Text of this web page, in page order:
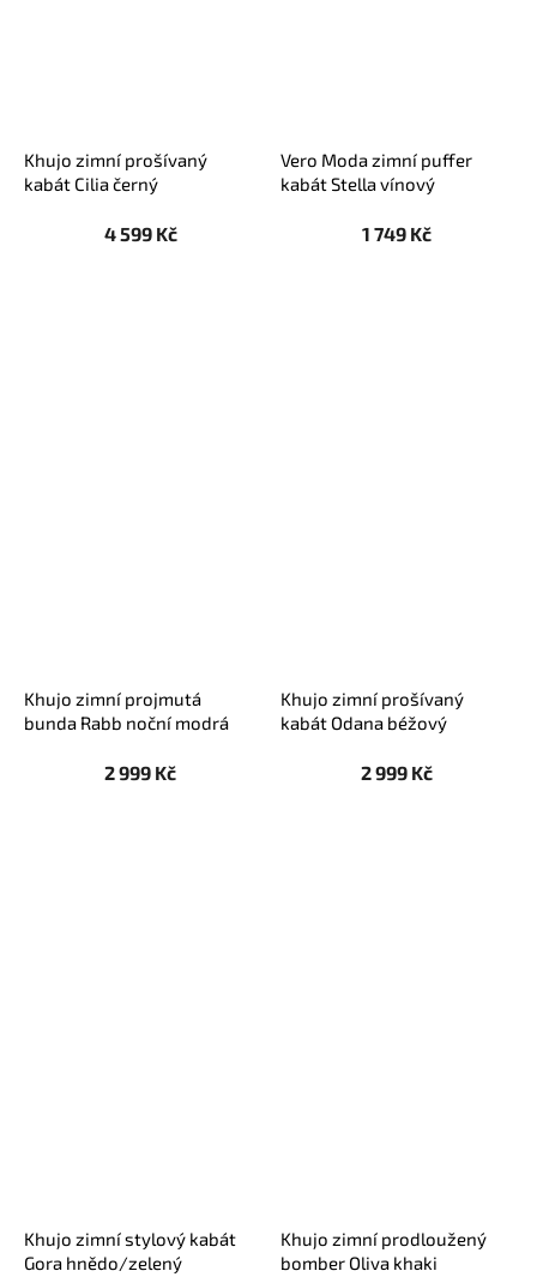
Khujo zimní prošívaný
kabát Cilia černý
4 599 Kč
Vero Moda zimní puffer
kabát Stella vínový
1 749 Kč
Khujo zimní projmutá
bunda Rabb noční modrá
2 999 Kč
Khujo zimní prošívaný
kabát Odana béžový
2 999 Kč
Khujo zimní stylový kabát
Gora hnědo/zelený
Khujo zimní prodloužený
bomber Oliva khaki